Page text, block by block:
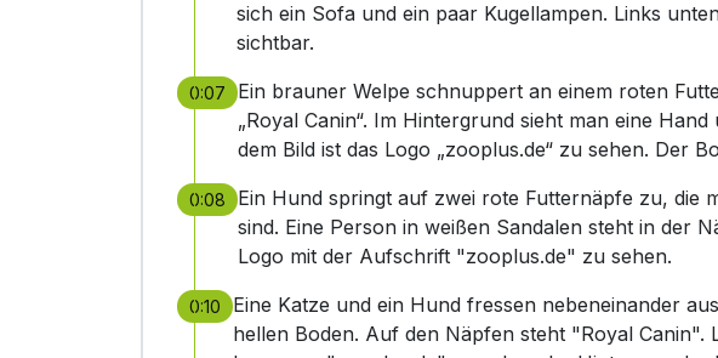
sich ein Sofa und ein paar Kugellampen. Links
sichtbar.
0:07
Ein brauner Welpe schnuppert an einem roten
„Royal Canin“. Im Hintergrund sieht man eine
dem Bild ist das Logo „zooplus.de“ zu sehen. Der
0:08
Ein Hund springt auf zwei rote Futternäpfe zu, die
sind. Eine Person in weißen Sandalen steht in der
Logo mit der Aufschrift "zooplus.de" zu sehen.
0:10
Eine Katze und ein Hund fressen nebeneinander
hellen Boden. Auf den Näpfen steht "Royal Canin".